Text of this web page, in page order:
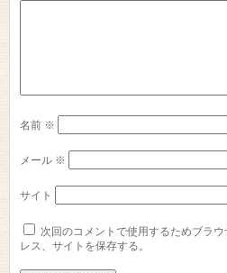
名前 ※
メール ※
サイト
次回のコメントで使用するためブラ
レス、サイトを保存する。